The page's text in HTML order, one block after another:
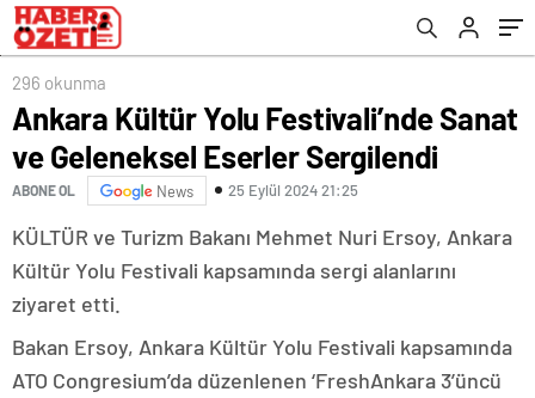
296 okunma
Ankara Kültür Yolu Festivali’nde Sanat
ve Geleneksel Eserler Sergilendi
ABONE OL News 25 Eylül 2024 21:25
KÜLTÜR ve Turizm Bakanı Mehmet Nuri Ersoy, Ankara
Kültür Yolu Festivali kapsamında sergi alanlarını
ziyaret etti.
Bakan Ersoy, Ankara Kültür Yolu Festivali kapsamında
ATO Congresium’da düzenlenen ‘FreshAnkara 3’üncü